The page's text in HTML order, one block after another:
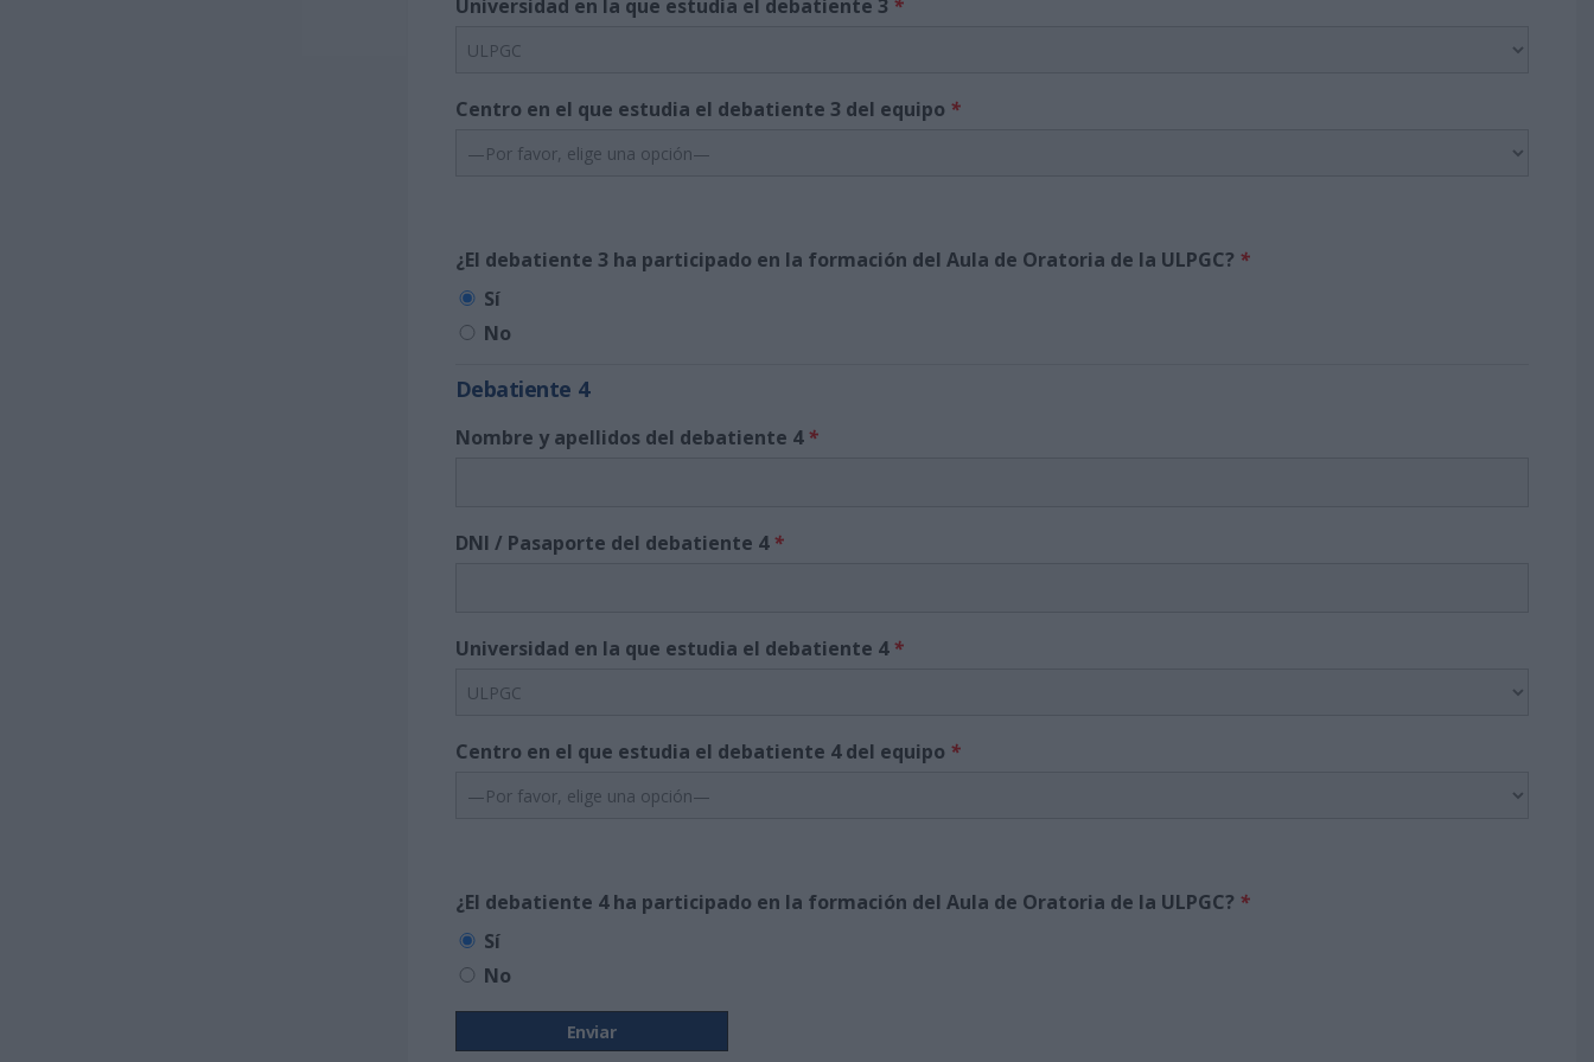
Universidad en la que estudia el debatiente 3 *
Centro en el que estudia el debatiente 3 del equipo *
¿El debatiente 3 ha participado en la formación del Aula de Oratoria de la ULPGC? *
Sí
No
Debatiente 4
Nombre y apellidos del debatiente 4*
DNI / Pasaporte del debatiente 4*
Universidad en la que estudia el debatiente 4*
Centro en el que estudia el debatiente 4 del equipo *
¿El debatiente 4 ha participado en la formación del Aula de Oratoria de la ULPGC? *
Sí
No